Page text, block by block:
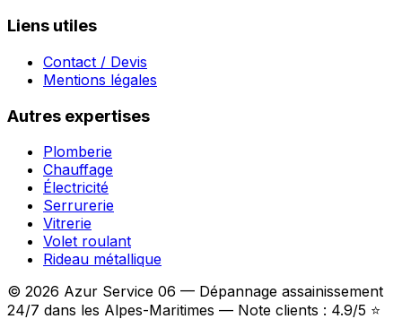
Liens utiles
Contact / Devis
Mentions légales
Autres expertises
Plomberie
Chauffage
Électricité
Serrurerie
Vitrerie
Volet roulant
Rideau métallique
© 2026 Azur Service 06 — Dépannage assainissement
24/7 dans les Alpes-Maritimes — Note clients : 4.9/5 ⭐